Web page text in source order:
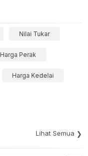
Nilai Tukar
Harga Perak
Harga Kedelai
Lihat Semua